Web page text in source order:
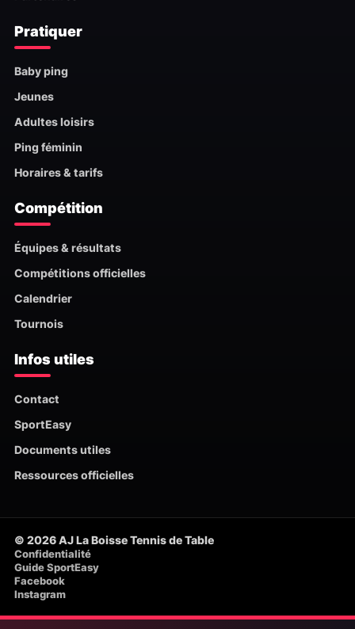
Pratiquer
Baby ping
Jeunes
Adultes loisirs
Ping féminin
Horaires & tarifs
Compétition
Équipes & résultats
Compétitions officielles
Calendrier
Tournois
Infos utiles
Contact
SportEasy
Documents utiles
Ressources officielles
© 2026 AJ La Boisse Tennis de Table
Confidentialité
Guide SportEasy
Facebook
Instagram